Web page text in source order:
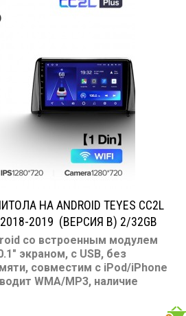
3 пары
НА ANDROID TEYES CC2L
2018-2019 (ВЕРСИЯ B) 2/32GB
со встроенным модулем
экраном, с USB, без
совместим с iPod/iPhone
WMA/MP3, наличие
камеры заднего вида,
2018-2019